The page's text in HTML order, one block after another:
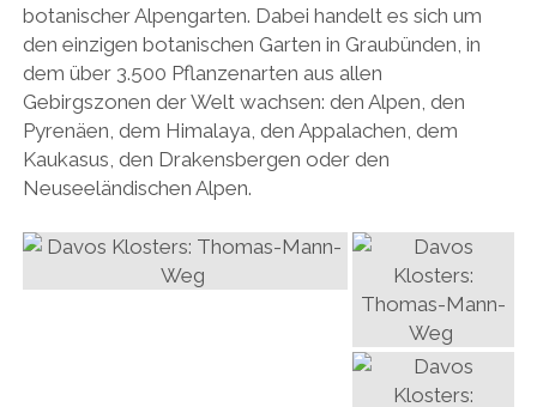
botanischer Alpengarten. Dabei handelt es sich um
den einzigen botanischen Garten in Graubünden, in
dem über 3.500 Pflanzenarten aus allen
Gebirgszonen der Welt wachsen: den Alpen, den
Pyrenäen, dem Himalaya, den Appalachen, dem
Kaukasus, den Drakensbergen oder den
Neuseeländischen Alpen.